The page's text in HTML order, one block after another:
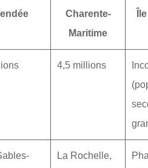
Charente-
Maritime
4,5 millions
La Rochelle,